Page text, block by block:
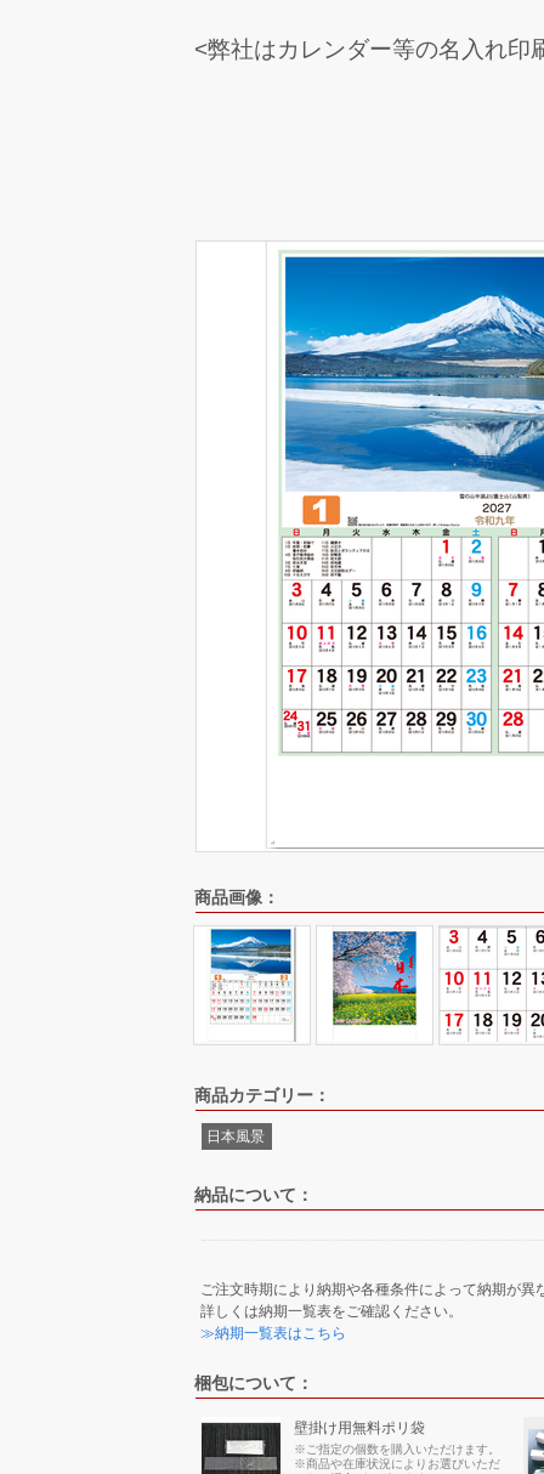
<弊社はカレンダー等の名入れ印
商品画像：
商品カテゴリー：
日本風景
納品について：
ご注文時期により納期や各種条件によって納期が異
詳しくは納期一覧表をご確認ください。
≫納期一覧表はこちら
梱包について：
壁掛け用無料ポリ袋
※ご指定の個数を購入いただけます。
※商品や在庫状況によりお選びいただ